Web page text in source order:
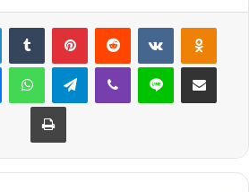
LinkedInTumblr PinterestReddit VKontakte
MessengerWhatsAppTelegramViber Line E-Posta ile
Yazdır